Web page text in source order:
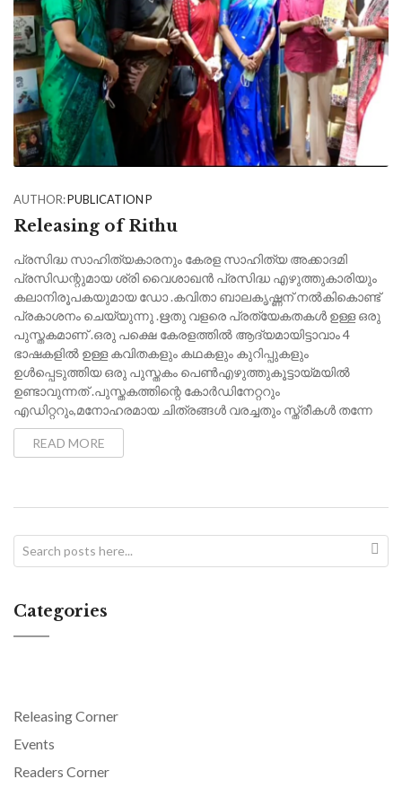
AUTHOR:PUBLICATION P
Releasing of Rithu
പ്രസിദ്ധ സാഹിത്യകാരനും കേരള സാഹിത്യ അക്കാദമി
പ്രസിഡന്റുമായ ശ്രി വൈശാഖൻ പ്രസിദ്ധ എഴുത്തുകാരിയും
കലാനിരൂപകയുമായ ഡോ .കവിതാ ബാലകൃഷ്ണന് നൽകികൊണ്ട്
പ്രകാശനം ചെയ്യുന്നു .ഋതു വളരെ പ്രത്യേകതകൾ ഉള്ള ഒരു
പുസ്തകമാണ് .ഒരു പക്ഷെ കേരളത്തിൽ ആദ്യമായിട്ടാവാം 4
ഭാഷകളിൽ ഉള്ള കവിതകളും കഥകളും കുറിപ്പുകളും
ഉൾപ്പെടുത്തിയ ഒരു പുസ്തകം പെൺഎഴുത്തുകൂട്ടായ്മയിൽ
ഉണ്ടാവുന്നത് .പുസ്തകത്തിന്റെ കോർഡിനേറ്ററും
എഡിറ്ററും,മനോഹരമായ ചിത്രങ്ങൾ വരച്ചതും സ്ത്രീകൾ തന്നേ
READ MORE
Search
Categories
Releasing Corner
Events
Readers Corner